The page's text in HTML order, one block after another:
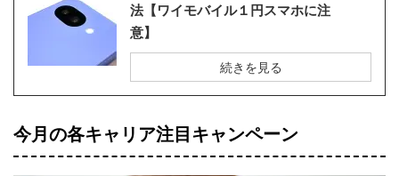
法【ワイモバイル１円スマホに注
意】
続きを見る
今月の各キャリア注目キャンペーン